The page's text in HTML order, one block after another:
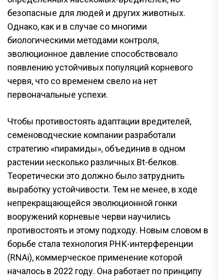
безопасные для людей и других животных.
Однако, как и в случае со многими
биологическими методами контроля,
эволюционное давление способствовало
появлению устойчивых популяций корневого
червя, что со временем свело на нет
первоначальные успехи.
Чтобы противостоять адаптации вредителей,
семеноводческие компании разработали
стратегию «пирамиды», объединив в одном
растении несколько различных Bt-белков.
Теоретически это должно было затруднить
выработку устойчивости. Тем не менее, в ходе
непрекращающейся эволюционной гонки
вооружений корневые черви научились
противостоять и этому подходу. Новым словом в
борьбе стала технология РНК-интерференции
(RNAi), коммерческое применение которой
началось в 2022 году. Она работает по принципу